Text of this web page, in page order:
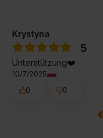
Krystyna
5
Unterstützung❤️
10/7/2025
0
0